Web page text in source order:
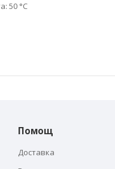
50 °C
Помощ
Доставка